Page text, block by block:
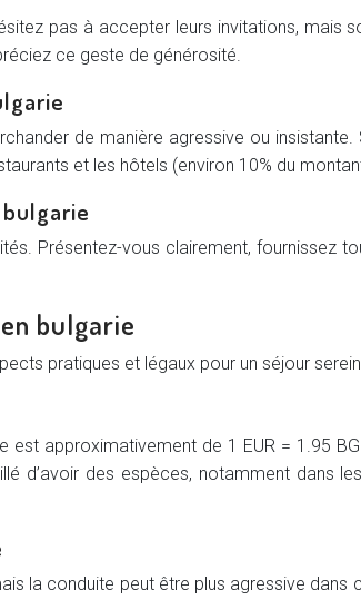
pas à accepter leurs invitations, mais
ce geste de générosité.
de manière agressive ou
et les hôtels (environ 10% du
Présentez-vous clairement, fournissez
bulgarie
pratiques et légaux pour un séjour
est approximativement de 1 EUR = 1.95
d’avoir des espèces, notamment dans
la conduite peut être plus agressive